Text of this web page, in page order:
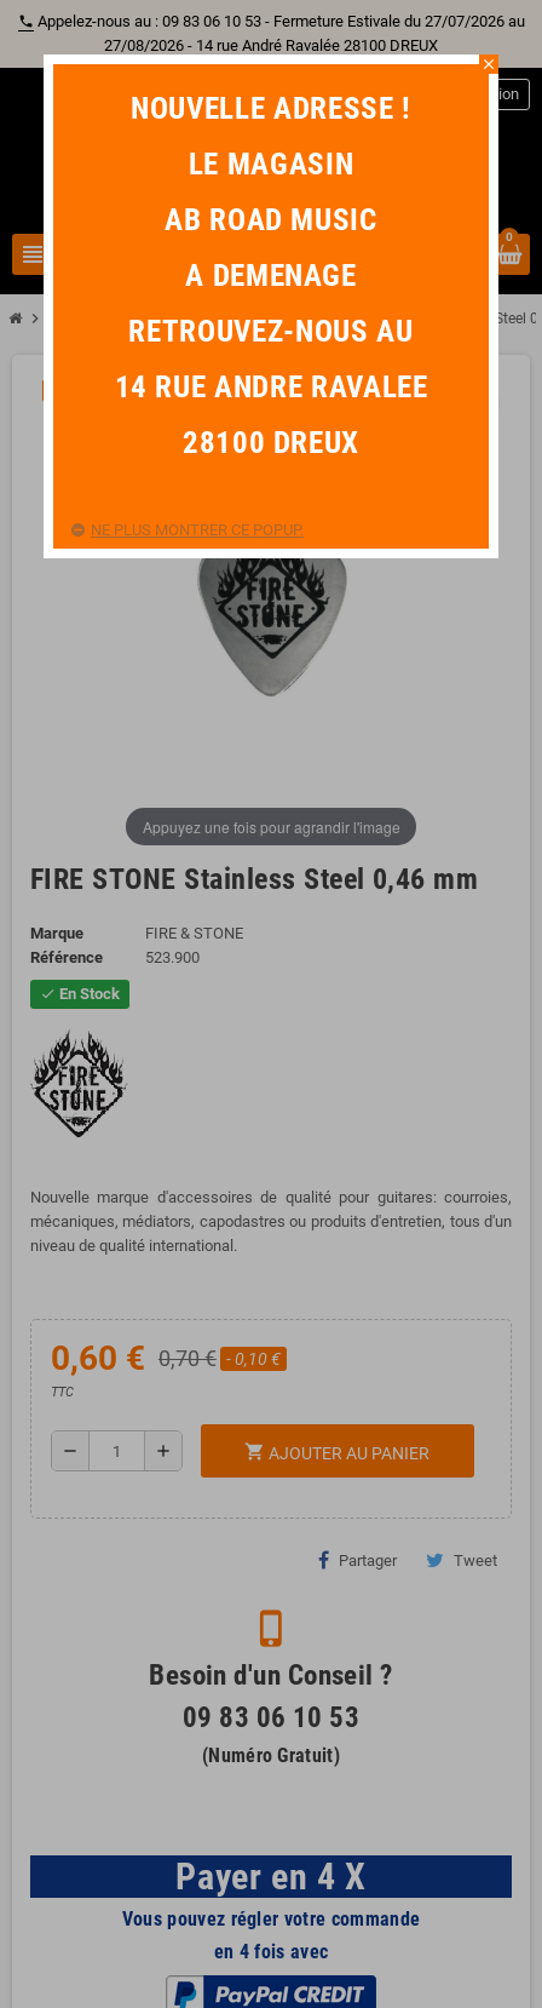
phone Appelez-nous au : 09 83 06 10 53 - Fermeture Estivale du 27/07/2026 au
27/08/2026 - 14 rue André Ravalée 28100 DREUX
view_headline
Connexion
0
chevron_right Accessoire Guitare chevron_rightMédiatorchevron_right FIRE STONE Stainless Steel
Appuyez une fois pour agrandir l'image
FIRE STONE Stainless Steel 0,46 mm
Marque
FIRE & STONE
Référence
523.900
check En Stock
Nouvelle marque d'accessoires de qualité pour guitares: courroies,
mécaniques, médiators, capodastres ou produits d'entretien, tous d'un
niveau de qualité international.
0,60 € 0,70 € - 0,10 €
TTC
remove add shopping_cart AJOUTER AU PANIER
Partager Tweet
phone_iphone
Besoin d'un Conseil ?
09 83 06 10 53
(Numéro Gratuit)
Payer en 4 X
Vous pouvez régler votre commande
en 4 fois avec
close
NOUVELLE ADRESSE !
LE MAGASIN
AB ROAD MUSIC
A DEMENAGE
RETROUVEZ-NOUS AU
14 RUE ANDRE RAVALEE
28100 DREUX
NE PLUS MONTRER CE POPUP.